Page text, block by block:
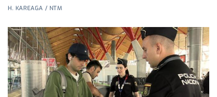
H. KAREAGA / NTM